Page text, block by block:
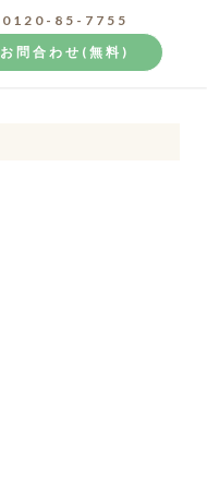
0120-85-7755
お問合わせ(無料)